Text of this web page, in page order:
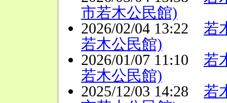
市若木公民館)
2026/02/04 13:22 若
若木公民館)
2026/01/07 11:10 若
若木公民館)
2025/12/03 14:28 若